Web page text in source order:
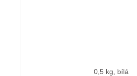
0,5 kg, bílá